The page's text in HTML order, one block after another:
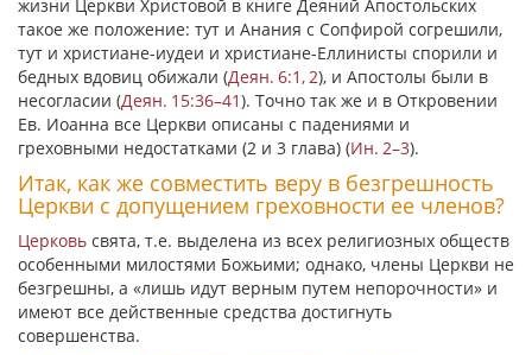
жизни Церкви Христовой в книге Деяний Апостольских
такое же положение: тут и Анания с Сопфирой согрешили,
тут и христиане-иудеи и христиане-Еллинисты спорили и
бедных вдовиц обижали (Деян. 6:1, 2), и Апостолы были в
несогласии (Деян. 15:36–41). Точно так же и в Откровении
Ев. Иоанна все Церкви описаны с падениями и
греховными недостатками (2 и 3 глава) (Ин. 2–3).
Итак, как же совместить веру в безгрешность
Церкви с допущением греховности ее членов?
Церковь свята, т.е. выделена из всех религиозных обществ
особенными милостями Божьими; однако, члены Церкви не
безгрешны, а «лишь идут верным путем непорочности» и
имеют все действенные средства достигнуть
совершенства.